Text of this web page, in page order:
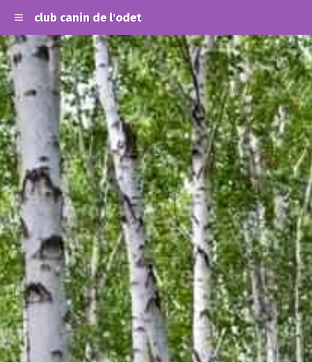
club canin de l'odet